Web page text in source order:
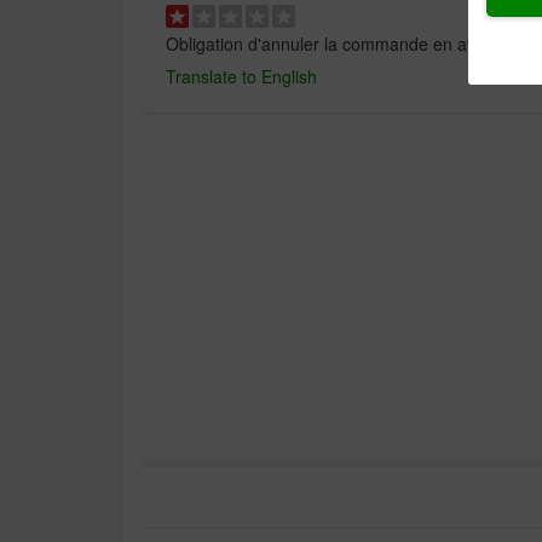
Obligation d'annuler la commande en attente
Translate to English